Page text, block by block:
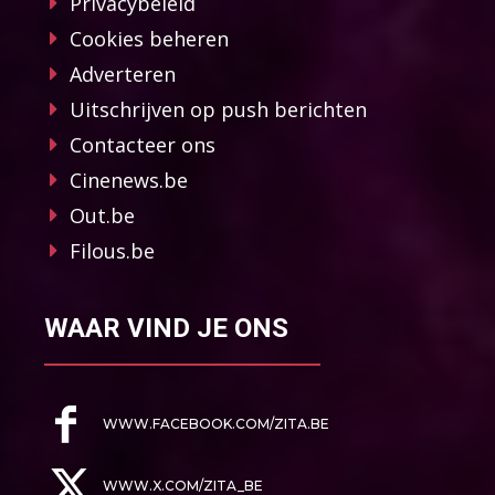
Cookies beheren
Adverteren
Uitschrijven op push berichten
Contacteer ons
Cinenews.be
Out.be
Filous.be
WAAR VIND JE ONS
WWW.FACEBOOK.COM/ZITA.BE
WWW.X.COM/ZITA_BE